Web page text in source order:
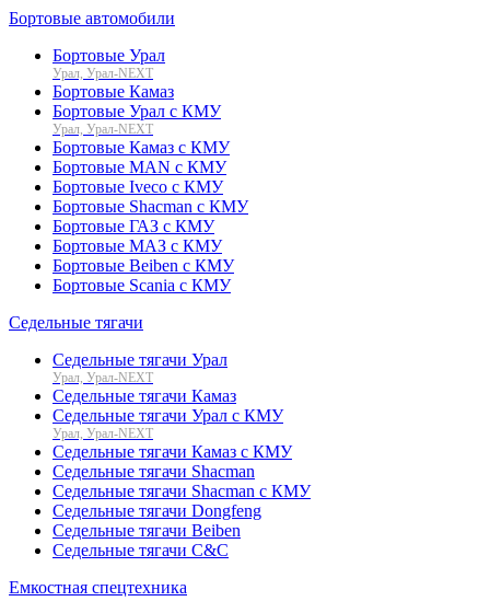
Бортовые автомобили
Бортовые Урал
Урал, Урал-NEXT
Бортовые Камаз
Бортовые Урал с КМУ
Урал, Урал-NEXT
Бортовые Камаз с КМУ
Бортовые MAN с КМУ
Бортовые Iveco с КМУ
Бортовые Shacman с КМУ
Бортовые ГАЗ с КМУ
Бортовые МАЗ с КМУ
Бортовые Beiben с КМУ
Бортовые Scania с КМУ
Седельные тягачи
Седельные тягачи Урал
Урал, Урал-NEXT
Седельные тягачи Камаз
Седельные тягачи Урал с КМУ
Урал, Урал-NEXT
Седельные тягачи Камаз с КМУ
Седельные тягачи Shacman
Седельные тягачи Shacman с КМУ
Седельные тягачи Dongfeng
Седельные тягачи Beiben
Седельные тягачи C&C
Емкостная спецтехника